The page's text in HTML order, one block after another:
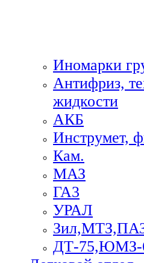
Иномарки
Антифриз,
жидкости
АКБ
Инструмет,
Кам.
МАЗ
ГА3
УРАЛ
ДТ-